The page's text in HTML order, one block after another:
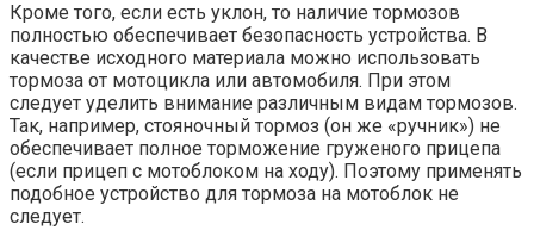
Кроме того, если есть уклон, то наличие тормозов
полностью обеспечивает безопасность устройства. В
качестве исходного материала можно использовать
тормоза от мотоцикла или автомобиля. При этом
следует уделить внимание различным видам тормозов.
Так, например, стояночный тормоз (он же «ручник») не
обеспечивает полное торможение груженого прицепа
(если прицеп с мотоблоком на ходу). Поэтому применять
подобное устройство для тормоза на мотоблок не
следует.